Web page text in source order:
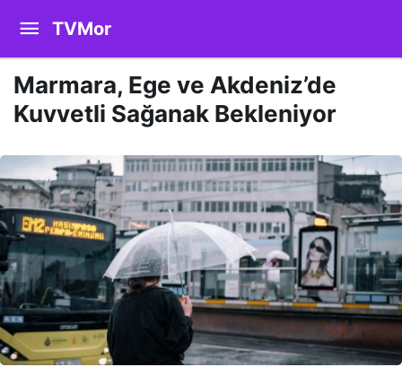
TVMor
Marmara, Ege ve Akdeniz’de
Kuvvetli Sağanak Bekleniyor